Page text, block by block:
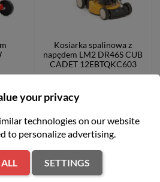
Kosiarka spalinowa z
napędem LM2 DR46S CUB
CADET 12EBTQKC603
ADD TO CART
your privacy
technologies on our website
to personalize advertising.
SETTINGS